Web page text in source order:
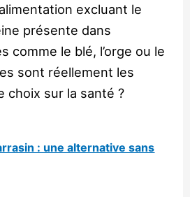
excluant le
présente dans
comme le blé, l’orge ou le
sont réellement les
choix sur la santé ?
: une alternative sans